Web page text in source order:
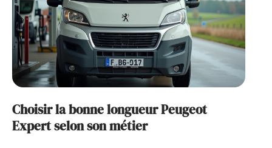
Choisir la bonne longueur Peugeot
Expert selon son métier